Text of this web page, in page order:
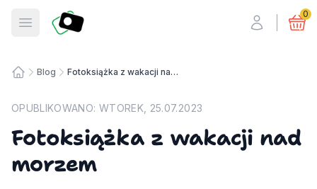
Otwórz menu
Fotosmart 0
Blog Fotoksiążka z wakacji nad morzem
OPUBLIKOWANO: WTOREK, 25.07.2023
Fotoksiążka z wakacji nad
morzem